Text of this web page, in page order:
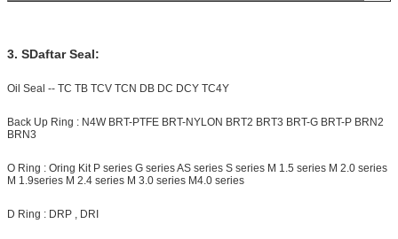
3. SDaftar Seal:
Oil Seal -- TC TB TCV TCN DB DC DCY TC4Y
Back Up Ring : N4W BRT-PTFE BRT-NYLON BRT2 BRT3 BRT-G BRT-P BRN2
BRN3
O Ring : Oring Kit P series G series AS series S series M 1.5 series M 2.0 series
M 1.9series M 2.4 series M 3.0 series M4.0 series
D Ring : DRP , DRI